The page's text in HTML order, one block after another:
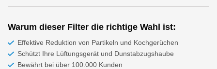
Warum dieser Filter die richtige Wahl ist:
Effektive Reduktion von Partikeln und Kochgerüchen
Schützt Ihre Lüftungsgerät und Dunstabzugshaube
Bewährt bei über 100.000 Kunden